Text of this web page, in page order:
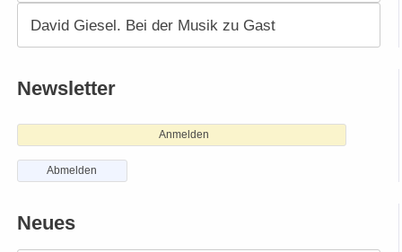
David Giesel. Bei der Musik zu Gast
Newsletter
Anmelden
Abmelden
Neues